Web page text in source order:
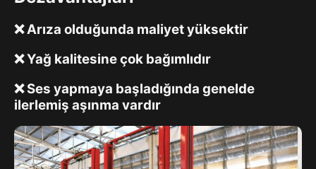
❌ Arıza olduğunda maliyet yüksektir
❌ Yağ kalitesine çok bağımlıdır
❌ Ses yapmaya başladığında genelde
ilerlemiş aşınma vardır